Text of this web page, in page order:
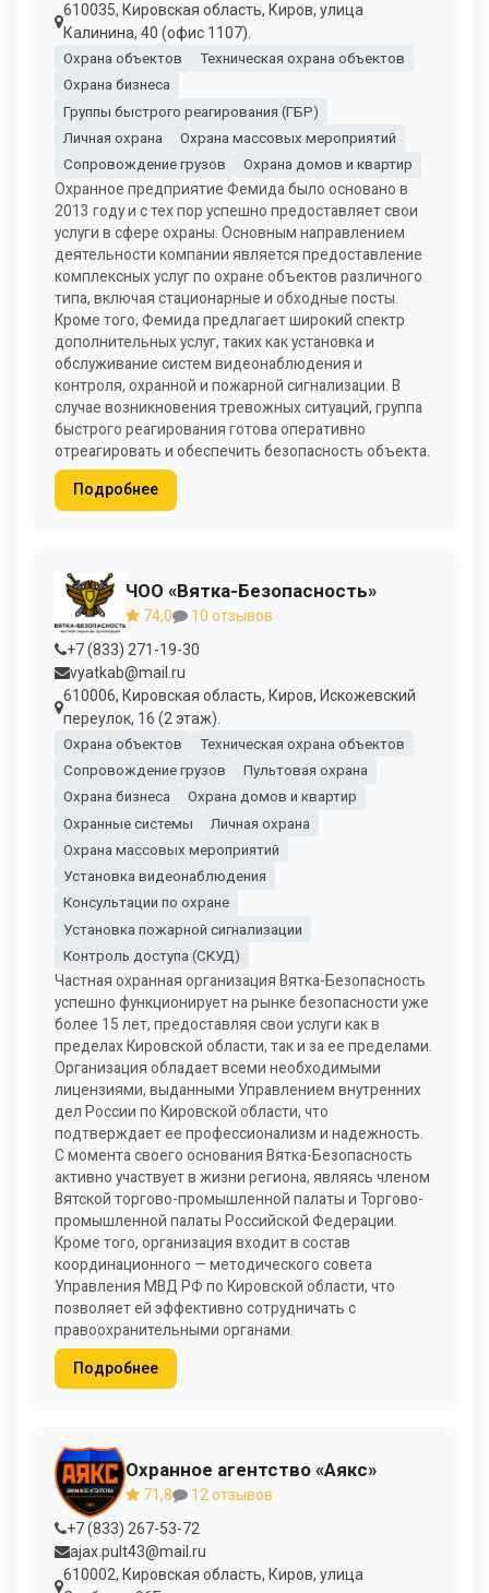
610035, Кировская область, Киров, улица
Калинина, 40 (офис 1107).
Охрана объектов
Техническая охрана объектов
Охрана бизнеса
Группы быстрого реагирования (ГБР)
Личная охрана
Охрана массовых мероприятий
Сопровождение грузов
Охрана домов и квартир
Охранное предприятие Фемида было основано в
2013 году и с тех пор успешно предоставляет свои
услуги в сфере охраны. Основным направлением
деятельности компании является предоставление
комплексных услуг по охране объектов различного
типа, включая стационарные и обходные посты.
Кроме того, Фемида предлагает широкий спектр
дополнительных услуг, таких как установка и
обслуживание систем видеонаблюдения и
контроля, охранной и пожарной сигнализации. В
случае возникновения тревожных ситуаций, группа
быстрого реагирования готова оперативно
отреагировать и обеспечить безопасность объекта.
Подробнее
ЧОО «Вятка-Безопасность»
74,0
10 отзывов
+7 (833) 271-19-30
vyatkab@mail.ru
610006, Кировская область, Киров, Искожевский
переулок, 16 (2 этаж).
Охрана объектов
Техническая охрана объектов
Сопровождение грузов
Пультовая охрана
Охрана бизнеса
Охрана домов и квартир
Охранные системы
Личная охрана
Охрана массовых мероприятий
Установка видеонаблюдения
Консультации по охране
Установка пожарной сигнализации
Контроль доступа (СКУД)
Частная охранная организация Вятка-Безопасность
успешно функционирует на рынке безопасности уже
более 15 лет, предоставляя свои услуги как в
пределах Кировской области, так и за ее пределами.
Организация обладает всеми необходимыми
лицензиями, выданными Управлением внутренних
дел России по Кировской области, что
подтверждает ее профессионализм и надежность.
С момента своего основания Вятка-Безопасность
активно участвует в жизни региона, являясь членом
Вятской торгово-промышленной палаты и Торгово-
промышленной палаты Российской Федерации.
Кроме того, организация входит в состав
координационного — методического совета
Управления МВД РФ по Кировской области, что
позволяет ей эффективно сотрудничать с
правоохранительными органами.
Подробнее
Охранное агентство «Аякс»
71,8
12 отзывов
+7 (833) 267-53-72
ajax.pult43@mail.ru
610002, Кировская область, Киров, улица